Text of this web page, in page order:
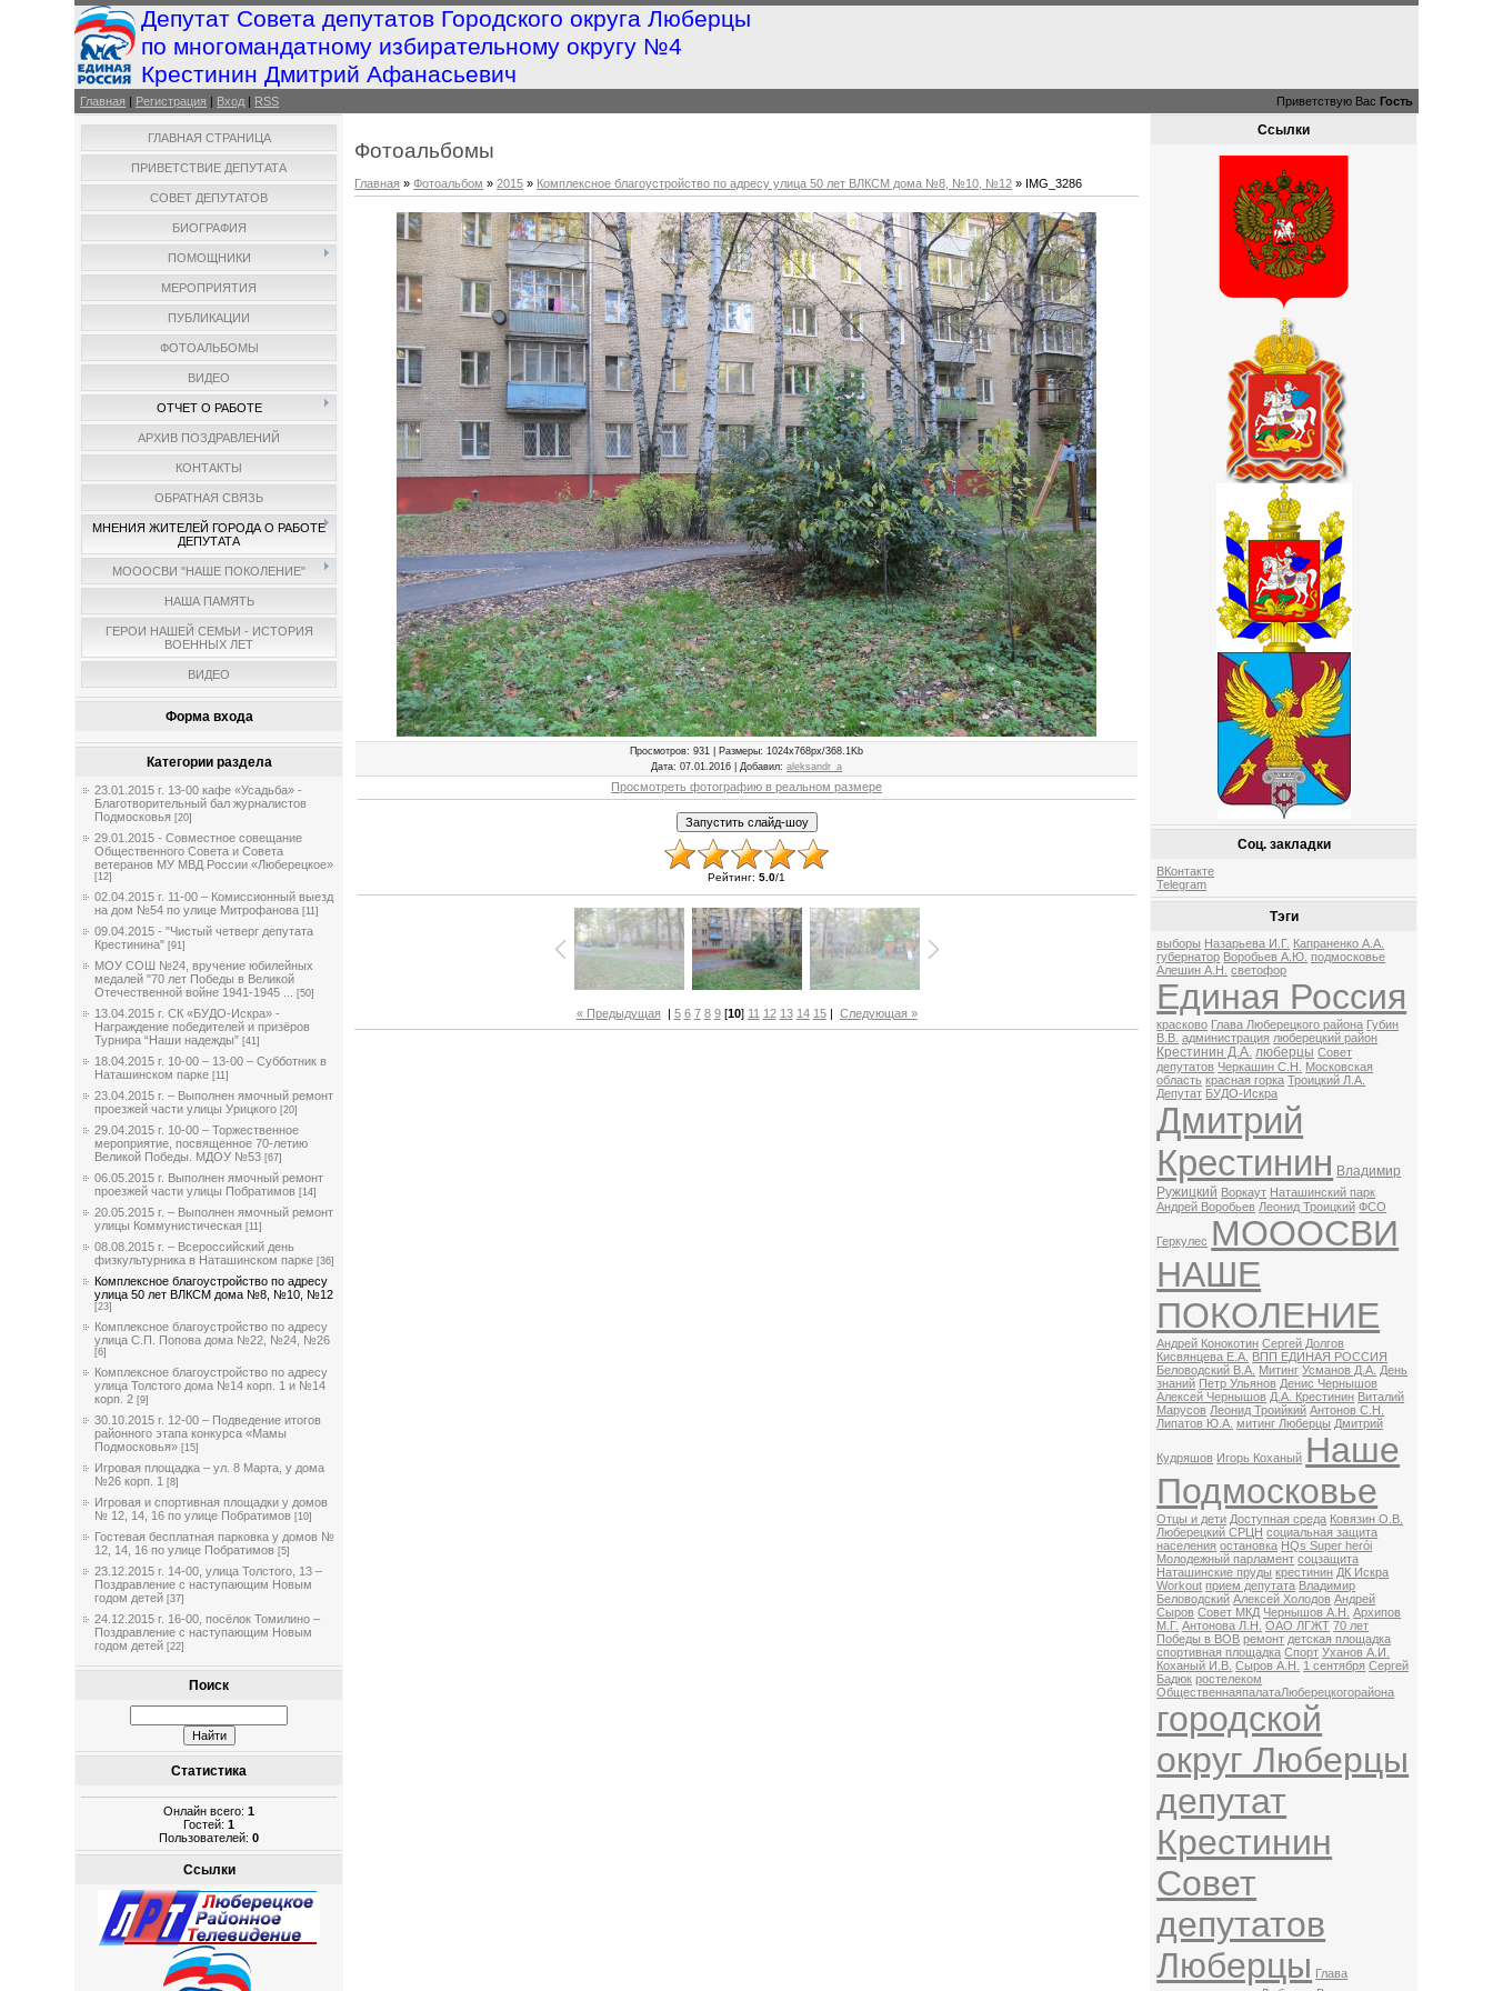
Депутат Совета депутатов Городского округа Люберцы
по многомандатному избирательному округу №4
Крестинин Дмитрий Афанасьевич
Главная | Регистрация | Вход | RSS Приветствую Вас Гость
ГЛАВНАЯ СТРАНИЦА
ПРИВЕТСТВИЕ ДЕПУТАТА
СОВЕТ ДЕПУТАТОВ
БИОГРАФИЯ
ПОМОЩНИКИ
МЕРОПРИЯТИЯ
ПУБЛИКАЦИИ
ФОТОАЛЬБОМЫ
ВИДЕО
ОТЧЕТ О РАБОТЕ
АРХИВ ПОЗДРАВЛЕНИЙ
КОНТАКТЫ
ОБРАТНАЯ СВЯЗЬ
МНЕНИЯ ЖИТЕЛЕЙ ГОРОДА О РАБОТЕ
ДЕПУТАТА
МОООСВИ "НАШЕ ПОКОЛЕНИЕ"
НАША ПАМЯТЬ
ГЕРОИ НАШЕЙ СЕМЬИ - ИСТОРИЯ
ВОЕННЫХ ЛЕТ
ВИДЕО
Форма входа
Категории раздела
23.01.2015 г. 13-00 кафе «Усадьба» -
Благотворительный бал журналистов
Подмосковья [20]
29.01.2015 - Совместное совещание
Общественного Совета и Совета
ветеранов МУ МВД России «Люберецкое»
[12]
02.04.2015 г. 11-00 – Комиссионный выезд
на дом №54 по улице Митрофанова [11]
09.04.2015 - "Чистый четверг депутата
Крестинина" [91]
МОУ СОШ №24, вручение юбилейных
медалей "70 лет Победы в Великой
Отечественной войне 1941-1945 ...
[50]
13.04.2015 г. СК «БУДО-Искра» -
Награждение победителей и призёров
Турнира “Наши надежды” [41]
18.04.2015 г. 10-00 – 13-00 – Субботник в
Наташинском парке [11]
23.04.2015 г. – Выполнен ямочный ремонт
проезжей части улицы Урицкого [20]
29.04.2015 г. 10-00 – Торжественное
мероприятие, посвященное 70-летию
Великой Победы. МДОУ №53 [67]
06.05.2015 г. Выполнен ямочный ремонт
проезжей части улицы Побратимов [14]
20.05.2015 г. – Выполнен ямочный ремонт
улицы Коммунистическая [11]
08.08.2015 г. – Всероссийский день
физкультурника в Наташинском парке [36]
Комплексное благоустройство по адресу
улица 50 лет ВЛКСМ дома №8, №10, №12
[23]
Комплексное благоустройство по адресу
улица С.П. Попова дома №22, №24, №26
[6]
Комплексное благоустройство по адресу
улица Толстого дома №14 корп. 1 и №14
корп. 2 [9]
30.10.2015 г. 12-00 – Подведение итогов
районного этапа конкурса «Мамы
Подмосковья» [15]
Игровая площадка – ул. 8 Марта, у дома
№26 корп. 1 [8]
Игровая и спортивная площадки у домов
№ 12, 14, 16 по улице Побратимов [10]
Гостевая бесплатная парковка у домов №
12, 14, 16 по улице Побратимов [5]
23.12.2015 г. 14-00, улица Толстого, 13 –
Поздравление с наступающим Новым
годом детей [37]
24.12.2015 г. 16-00, посёлок Томилино –
Поздравление с наступающим Новым
годом детей [22]
Поиск
Статистика
Онлайн всего:1
Гостей:1
Пользователей:0
Ссылки
Фотоальбомы
Главная »Фотоальбом »2015 » Комплексное благоустройство по адресу улица 50 лет ВЛКСМ дома №8, №10, №12 » IMG_3286
Просмотров: 931 | Размеры: 1024x768px/368.1Kb
Дата: 07.01.2016 | Добавил:aleksandr_a
Просмотреть фотографию в реальном размере
Рейтинг: 5.0/1
« Предыдущая | 5 6 7 8 9[10] 11 12 13 14 15| Следующая »
Ссылки
Соц. закладки
ВКонтакте
Telegram
Тэги
выборы Назарьева И.Г. Капраненко А.А.
губернатор Воробьев А.Ю. подмосковье
Алешин А.Н.
светофор
Единая Россия
красково Глава Люберецкого района Губин
В.В. администрация люберецкий район
Крестинин Д.А. люберцы Совет
депутатов Черкашин С.Н.
Московская
область красная горка Троицкий Л.А.
Депутат БУДО-Искра
Дмитрий
Крестинин Владимир
Ружицкий Воркаут Наташинский парк
Андрей Воробьев Леонид Троицкий ФСО
Геркулес МОООСВИ
НАШЕ
ПОКОЛЕНИЕ
Андрей Конокотин Сергей Долгов
Кисвянцева Е.А. ВПП ЕДИНАЯ РОССИЯ
Беловодский В.А. Митинг Усманов Д.А. День
знаний Петр Ульянов Денис Чернышов
Алексей Чернышов Д.А. Крестинин Виталий
Марусов Леонид Троийкий Антонов С.Н.
Липатов Ю.А. митинг Люберцы Дмитрий
Кудряшов Игорь Коханый Наше
Подмосковье
Отцы и дети Доступная среда Ковязин О.В.
Люберецкий СРЦН социальная защита
населения остановка HQs Super herói
Молодежный парламент соцзащита
Наташинские пруды крестинин ДК Искра
Workout прием депутата Владимир
Беловодский Алексей Холодов Андрей
Сыров Совет МКД Чернышов А.Н.
Архипов
М.Г. Антонова Л.Н. ОАО ЛГЖТ 70 лет
Победы в ВОВ ремонт детская площадка
спортивная площадка Спорт Уханов А.И.
Коханый И.В. Сыров А.Н. 1 сентября Сергей
Бадюк ростелеком
ОбщественнаяпалатаЛюберецкогорайона
городской
округ Люберцы
депутат
Крестинин
Совет
депутатов
Люберцы Глава